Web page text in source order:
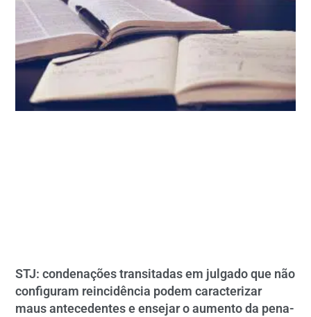
STJ: condenações transitadas em julgado que não
configuram reincidência podem caracterizar
maus antecedentes e ensejar o aumento da pena-